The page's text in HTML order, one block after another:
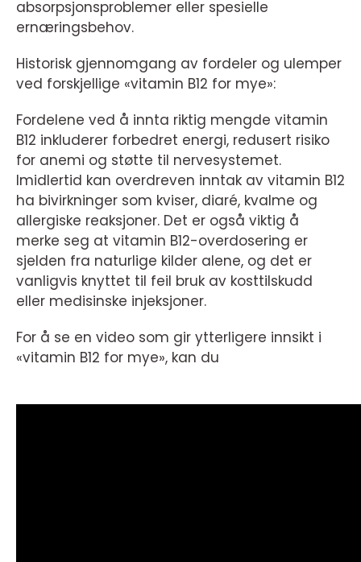
absorpsjonsproblemer eller spesielle
ernæringsbehov.
Historisk gjennomgang av fordeler og ulemper
ved forskjellige «vitamin B12 for mye»:
Fordelene ved å innta riktig mengde vitamin
B12 inkluderer forbedret energi, redusert risiko
for anemi og støtte til nervesystemet.
Imidlertid kan overdreven inntak av vitamin B12
ha bivirkninger som kviser, diaré, kvalme og
allergiske reaksjoner. Det er også viktig å
merke seg at vitamin B12-overdosering er
sjelden fra naturlige kilder alene, og det er
vanligvis knyttet til feil bruk av kosttilskudd
eller medisinske injeksjoner.
For å se en video som gir ytterligere innsikt i
«vitamin B12 for mye», kan du